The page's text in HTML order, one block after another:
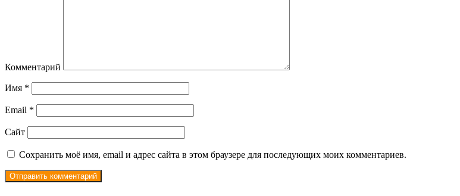
Комментарий
Имя *
Email *
Сайт
Сохранить моё имя, email и адрес сайта в этом браузере для последующих моих комментариев.